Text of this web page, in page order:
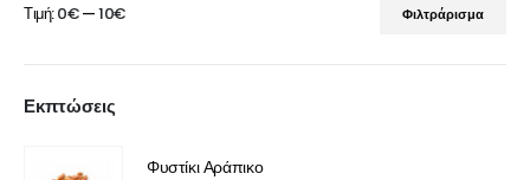
Φιλτράρισμα
Τιμή:0€—10€
Εκπτώσεις
Φυστίκι Αράπικο